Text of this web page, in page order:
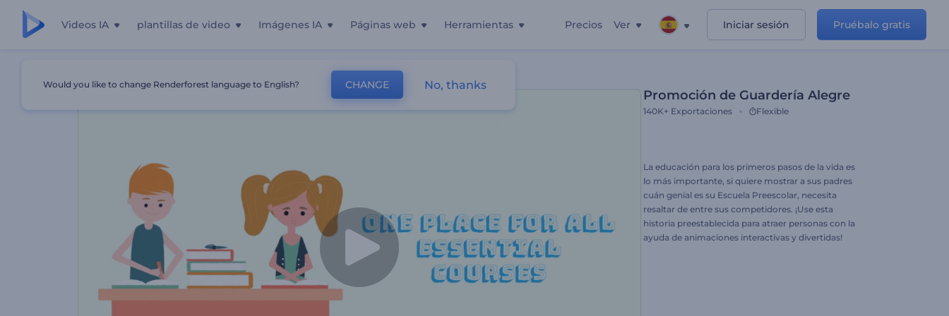
Videos IA plantillas de video Imágenes IA Páginas web Herramientas Precios Ver Iniciar sesión Pruébalo gratis
Promoción de Guardería Alegre
140K+ Exportaciones Flexible
La educación para los primeros pasos de la vida es
lo más importante, si quiere mostrar a sus padres
cuán genial es su Escuela Preescolar, necesita
resaltar de entre sus competidores. ¡Use esta
historia preestablecida para atraer personas con la
ayuda de animaciones interactivas y divertidas!
Would you like to change Renderforest language to English? CHANGE No, thanks